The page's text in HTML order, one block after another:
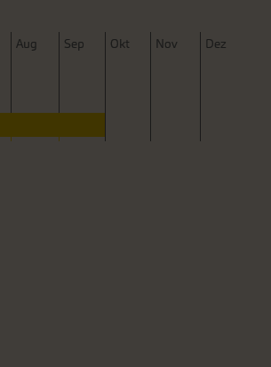
Aug Sep Okt Nov Dez